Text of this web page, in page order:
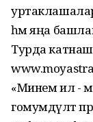
һәм яңа
Турда
«Минем ил -
гомумдәүләт